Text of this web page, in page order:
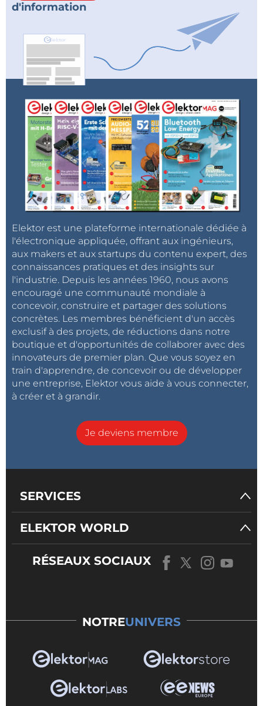
d'information
Elektor est une plateforme internationale dédiée à
l'électronique appliquée, offrant aux ingénieurs,
aux makers et aux startups du contenu expert, des
connaissances pratiques et des insights sur
l'industrie. Depuis les années 1960, nous avons
encouragé une communauté mondiale à
concevoir, construire et partager des solutions
concrètes. Les membres bénéficient d'un accès
exclusif à des projets, de réductions dans notre
boutique et d'opportunités de collaborer avec des
innovateurs de premier plan. Que vous soyez en
train d'apprendre, de concevoir ou de développer
une entreprise, Elektor vous aide à vous connecter,
à créer et à grandir.
Je deviens membre
SERVICES
ELEKTOR WORLD
RÉSEAUX SOCIAUX
NOTREUNIVERS